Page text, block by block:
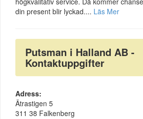
din present blir lyckad.... Läs Mer
Putsman i Halland AB -
Kontaktuppgifter
Adress:
Ätrastigen 5
311 38 Falkenberg